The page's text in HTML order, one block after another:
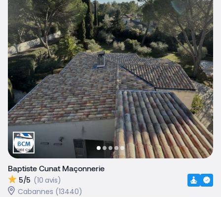
Baptiste Cunat Maçonnerie
5/5 (10 avis)
Cabannes (13440)